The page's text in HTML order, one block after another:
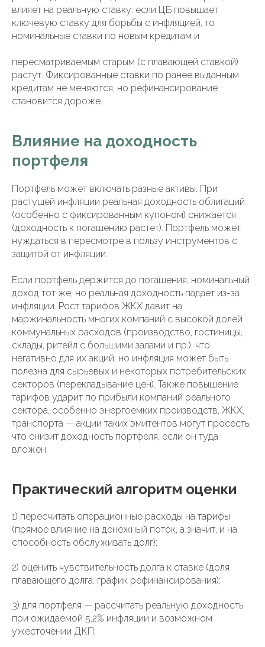
влияет на реальную ставку: если ЦБ повышает
ключевую ставку для борьбы с инфляцией, то
номинальные ставки по новым кредитам и
пересматриваемым старым (с плавающей ставкой)
растут. Фиксированные ставки по ранее выданным
кредитам не меняются, но рефинансирование
становится дороже.
Влияние на доходность
портфеля
Портфель может включать разные активы. При
растущей инфляции реальная доходность облигаций
(особенно с фиксированным купоном) снижается
(доходность к погашению растет). Портфель может
нуждаться в пересмотре в пользу инструментов с
защитой от инфляции.
Если портфель держится до погашения, номинальный
доход тот же, но реальная доходность падает из-за
инфляции. Рост тарифов ЖКХ давит на
маржинальность многих компаний с высокой долей
коммунальных расходов (производство, гостиницы,
склады, ритейл с большими залами и пр.), что
негативно для их акций, но инфляция может быть
полезна для сырьевых и некоторых потребительских
секторов (перекладывание цен). Также повышение
тарифов ударит по прибыли компаний реального
сектора, особенно энергоемких производств, ЖКХ,
транспорта — акции таких эмитентов могут просесть,
что снизит доходность портфеля, если он туда
вложен.
Практический алгоритм оценки
1) пересчитать операционные расходы на тарифы
(прямое влияние на денежный поток, а значит, и на
способность обслуживать долг);
2) оценить чувствительность долга к ставке (доля
плавающего долга, график рефинансирования);
3) для портфеля — рассчитать реальную доходность
при ожидаемой 5,2% инфляции и возможном
ужесточении ДКП;